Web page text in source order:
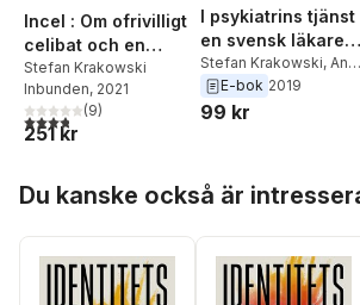
Incel : Om ofrivilligt
celibat och en
mansroll i kris
Stefan Krakowski
Inbunden, 2021
3,8utav 5 stjärnor. Totalt antal röster:
(9)
251 kr
I psykiatrins tjänst
en svensk läkares
memoarer
Stefan Krakowski, Ann
Lewenhaupt
E-bok 2019
99 kr
Du kanske också är